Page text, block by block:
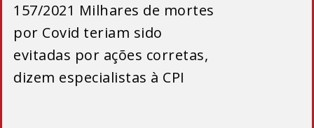
157/2021 Milhares de mortes
por Covid teriam sido
evitadas por ações corretas,
dizem especialistas à CPI